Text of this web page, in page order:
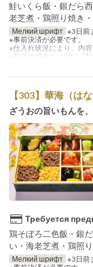
鮭いくら飯・銀だら
老芝煮・鶏照り焼き
Мелкий шрифт ※3日前
※事前決済が必要です。
※仕入れ状況により、内
※配送の場合には別に『
【303】華海（は
ざうおの旨いもんを
Требуется
鶏そぼろ二色飯・銀
い・海老芝煮・鶏照
Мелкий шрифт ※3日前